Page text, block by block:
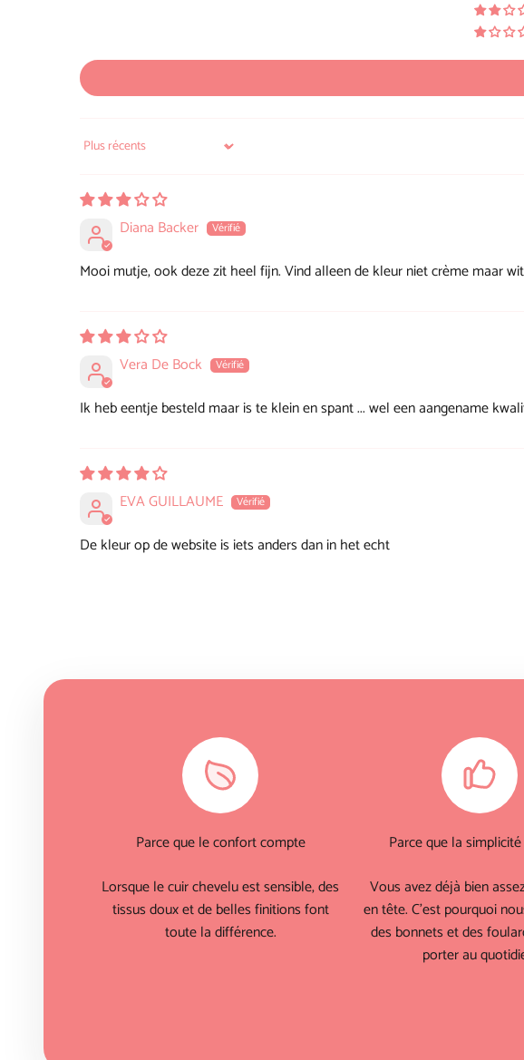
Sort by
Diana Backer
Mooi mutje, ook deze zit heel fijn. Vind alleen de kleur niet crème maar
Vera De Bock
Ik heb eentje besteld maar is te klein en spant ... wel een aangename
EVA GUILLAUME
De kleur op de website is iets anders dan in het echt
Parce que le confort compte
Lorsque le cuir chevelu est sensible, des
tissus doux et de belles finitions font
toute la différence.
Parce que la
Vous avez déjà bien
en tête. C'est pourquoi
des bonnets et des
porter au